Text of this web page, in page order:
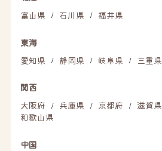
富山県
/ 石川県 / 福井県
東海
愛知県
/ 静岡県 / 岐阜県 / 三重県
関西
大阪府
/ 兵庫県 / 京都府 / 滋賀県
和歌山県
中国